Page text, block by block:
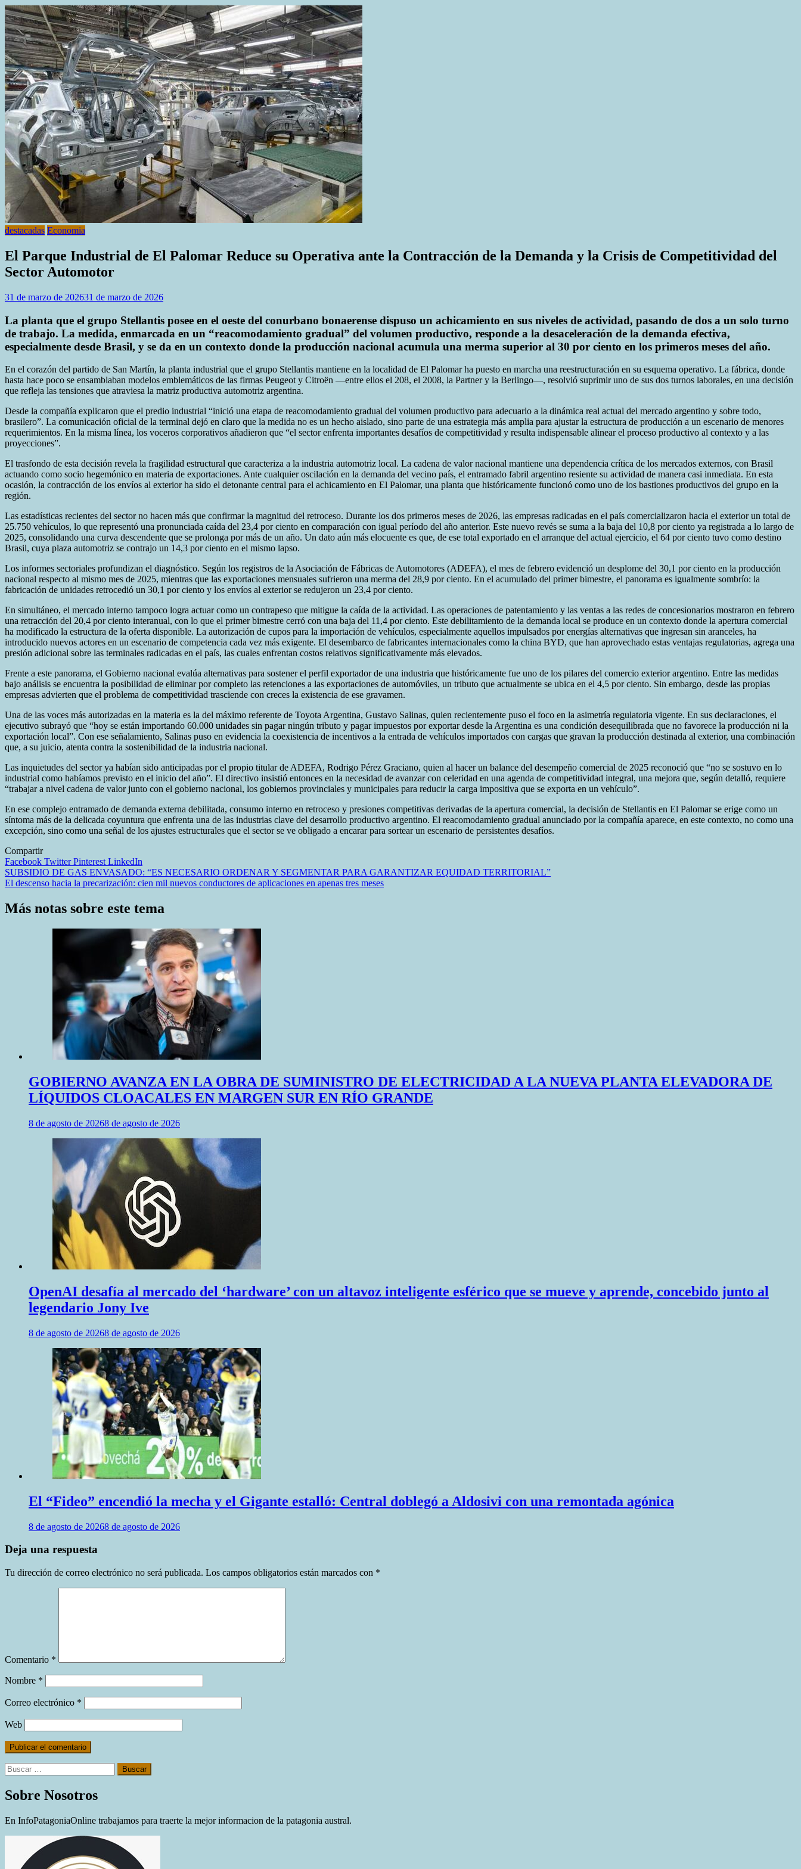
destacadas Economia
El Parque Industrial de El Palomar Reduce su Operativa ante la Contracción de la Demanda y la Crisis de Competitividad del
Sector Automotor
31 de marzo de 202631 de marzo de 2026
La planta que el grupo Stellantis posee en el oeste del conurbano bonaerense dispuso un achicamiento en sus niveles de actividad, pasando de dos a un solo turno
de trabajo. La medida, enmarcada en un “reacomodamiento gradual” del volumen productivo, responde a la desaceleración de la demanda efectiva,
especialmente desde Brasil, y se da en un contexto donde la producción nacional acumula una merma superior al 30 por ciento en los primeros meses del año.
En el corazón del partido de San Martín, la planta industrial que el grupo Stellantis mantiene en la localidad de El Palomar ha puesto en marcha una reestructuración en su esquema operativo. La fábrica, donde
hasta hace poco se ensamblaban modelos emblemáticos de las firmas Peugeot y Citroën —entre ellos el 208, el 2008, la Partner y la Berlingo—, resolvió suprimir uno de sus dos turnos laborales, en una decisión
que refleja las tensiones que atraviesa la matriz productiva automotriz argentina.
Desde la compañía explicaron que el predio industrial “inició una etapa de reacomodamiento gradual del volumen productivo para adecuarlo a la dinámica real actual del mercado argentino y sobre todo,
brasilero”. La comunicación oficial de la terminal dejó en claro que la medida no es un hecho aislado, sino parte de una estrategia más amplia para ajustar la estructura de producción a un escenario de menores
requerimientos. En la misma línea, los voceros corporativos añadieron que “el sector enfrenta importantes desafíos de competitividad y resulta indispensable alinear el proceso productivo al contexto y a las
proyecciones”.
El trasfondo de esta decisión revela la fragilidad estructural que caracteriza a la industria automotriz local. La cadena de valor nacional mantiene una dependencia crítica de los mercados externos, con Brasil
actuando como socio hegemónico en materia de exportaciones. Ante cualquier oscilación en la demanda del vecino país, el entramado fabril argentino resiente su actividad de manera casi inmediata. En esta
ocasión, la contracción de los envíos al exterior ha sido el detonante central para el achicamiento en El Palomar, una planta que históricamente funcionó como uno de los bastiones productivos del grupo en la
región.
Las estadísticas recientes del sector no hacen más que confirmar la magnitud del retroceso. Durante los dos primeros meses de 2026, las empresas radicadas en el país comercializaron hacia el exterior un total de
25.750 vehículos, lo que representó una pronunciada caída del 23,4 por ciento en comparación con igual período del año anterior. Este nuevo revés se suma a la baja del 10,8 por ciento ya registrada a lo largo de
2025, consolidando una curva descendente que se prolonga por más de un año. Un dato aún más elocuente es que, de ese total exportado en el arranque del actual ejercicio, el 64 por ciento tuvo como destino
Brasil, cuya plaza automotriz se contrajo un 14,3 por ciento en el mismo lapso.
Los informes sectoriales profundizan el diagnóstico. Según los registros de la Asociación de Fábricas de Automotores (ADEFA), el mes de febrero evidenció un desplome del 30,1 por ciento en la producción
nacional respecto al mismo mes de 2025, mientras que las exportaciones mensuales sufrieron una merma del 28,9 por ciento. En el acumulado del primer bimestre, el panorama es igualmente sombrío: la
fabricación de unidades retrocedió un 30,1 por ciento y los envíos al exterior se redujeron un 23,4 por ciento.
En simultáneo, el mercado interno tampoco logra actuar como un contrapeso que mitigue la caída de la actividad. Las operaciones de patentamiento y las ventas a las redes de concesionarios mostraron en febrero
una retracción del 20,4 por ciento interanual, con lo que el primer bimestre cerró con una baja del 11,4 por ciento. Este debilitamiento de la demanda local se produce en un contexto donde la apertura comercial
ha modificado la estructura de la oferta disponible. La autorización de cupos para la importación de vehículos, especialmente aquellos impulsados por energías alternativas que ingresan sin aranceles, ha
introducido nuevos actores en un escenario de competencia cada vez más exigente. El desembarco de fabricantes internacionales como la china BYD, que han aprovechado estas ventajas regulatorias, agrega una
presión adicional sobre las terminales radicadas en el país, las cuales enfrentan costos relativos significativamente más elevados.
Frente a este panorama, el Gobierno nacional evalúa alternativas para sostener el perfil exportador de una industria que históricamente fue uno de los pilares del comercio exterior argentino. Entre las medidas
bajo análisis se encuentra la posibilidad de eliminar por completo las retenciones a las exportaciones de automóviles, un tributo que actualmente se ubica en el 4,5 por ciento. Sin embargo, desde las propias
empresas advierten que el problema de competitividad trasciende con creces la existencia de ese gravamen.
Una de las voces más autorizadas en la materia es la del máximo referente de Toyota Argentina, Gustavo Salinas, quien recientemente puso el foco en la asimetría regulatoria vigente. En sus declaraciones, el
ejecutivo subrayó que “hoy se están importando 60.000 unidades sin pagar ningún tributo y pagar impuestos por exportar desde la Argentina es una condición desequilibrada que no favorece la producción ni la
exportación local”. Con ese señalamiento, Salinas puso en evidencia la coexistencia de incentivos a la entrada de vehículos importados con cargas que gravan la producción destinada al exterior, una combinación
que, a su juicio, atenta contra la sostenibilidad de la industria nacional.
Las inquietudes del sector ya habían sido anticipadas por el propio titular de ADEFA, Rodrigo Pérez Graciano, quien al hacer un balance del desempeño comercial de 2025 reconoció que “no se sostuvo en lo
industrial como habíamos previsto en el inicio del año”. El directivo insistió entonces en la necesidad de avanzar con celeridad en una agenda de competitividad integral, una mejora que, según detalló, requiere
“trabajar a nivel cadena de valor junto con el gobierno nacional, los gobiernos provinciales y municipales para reducir la carga impositiva que se exporta en un vehículo”.
En ese complejo entramado de demanda externa debilitada, consumo interno en retroceso y presiones competitivas derivadas de la apertura comercial, la decisión de Stellantis en El Palomar se erige como un
síntoma más de la delicada coyuntura que enfrenta una de las industrias clave del desarrollo productivo argentino. El reacomodamiento gradual anunciado por la compañía aparece, en este contexto, no como una
excepción, sino como una señal de los ajustes estructurales que el sector se ve obligado a encarar para sortear un escenario de persistentes desafíos.
Compartir
Facebook TwitterPinterest LinkedIn
Navegación
de
entradas
SUBSIDIO DE GAS ENVASADO: “ES NECESARIO ORDENAR Y SEGMENTAR PARA GARANTIZAR EQUIDAD TERRITORIAL”
El descenso hacia la precarización: cien mil nuevos conductores de aplicaciones en apenas tres meses
Más notas sobre este tema
GOBIERNO AVANZA EN LA OBRA DE SUMINISTRO DE ELECTRICIDAD A LA NUEVA PLANTA ELEVADORA DE
LÍQUIDOS CLOACALES EN MARGEN SUR EN RÍO GRANDE
8 de agosto de 20268 de agosto de 2026
OpenAI desafía al mercado del ‘hardware’ con un altavoz inteligente esférico que se mueve y aprende, concebido junto al
legendario Jony Ive
8 de agosto de 20268 de agosto de 2026
El “Fideo” encendió la mecha y el Gigante estalló: Central doblegó a Aldosivi con una remontada agónica
8 de agosto de 20268 de agosto de 2026
Deja una respuesta
Tu dirección de correo electrónico no será publicada. Los campos obligatorios están marcados con *
Comentario *
Nombre *
Correo electrónico *
Web
Buscar:
Sobre Nosotros
En InfoPatagoniaOnline trabajamos para traerte la mejor informacion de la patagonia austral.